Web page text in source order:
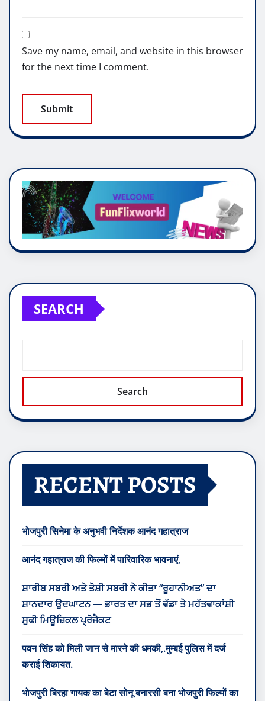
Save my name, email, and website in this browser
for the next time I comment.
SEARCH
Search
RECENT POSTS
भोजपुरी सिनेमा के अनुभवी निर्देशक आनंद गहात्राज
आनंद गहात्राज की फिल्मों में पारिवारिक भावनाएं,
ਸ਼ਾਰੀਬ ਸਬਰੀ ਅਤੇ ਤੋਸ਼ੀ ਸਬਰੀ ਨੇ ਕੀਤਾ “ਰੂਹਾਨੀਅਤ” ਦਾ
ਸ਼ਾਨਦਾਰ ਉਦਘਾਟਨ — ਭਾਰਤ ਦਾ ਸਭ ਤੋਂ ਵੱਡਾ ਤੇ ਮਹੱਤਵਾਕਾਂਸ਼ੀ
ਸੁਫੀ ਮਿਊਜ਼ਿਕਲ ਪ੍ਰੋਜੈਕਟ
पवन सिंह को मिली जान से मारने की धमकी,.मुम्बई पुलिस में दर्ज
कराई शिकायत.
भोजपुरी बिरहा गायक का बेटा सोनू बनारसी बना भोजपुरी फिल्मों का